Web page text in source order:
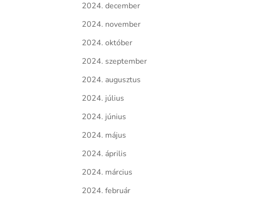
2024. december
2024. november
2024. október
2024. szeptember
2024. augusztus
2024. július
2024. június
2024. május
2024. április
2024. március
2024. február